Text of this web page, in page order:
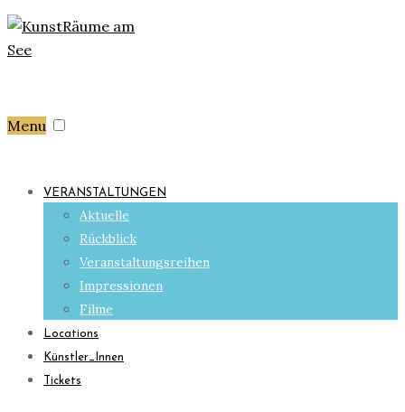
Menu
VERANSTALTUNGEN
Aktuelle
Rückblick
Veranstaltungsreihen
Impressionen
Filme
Locations
Künstler_Innen
Tickets